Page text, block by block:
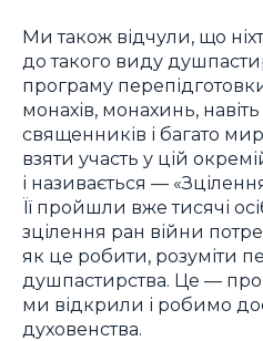
Ми також відчули, що
до такого виду
програму
монахів, монахинь,
священників і багато
взяти участь у цій
і називається —
Її пройшли вже тисячі
зцілення ран війни
як це робити, розуміти
душпастирства. Це —
ми відкрили і робимо
духовенства.